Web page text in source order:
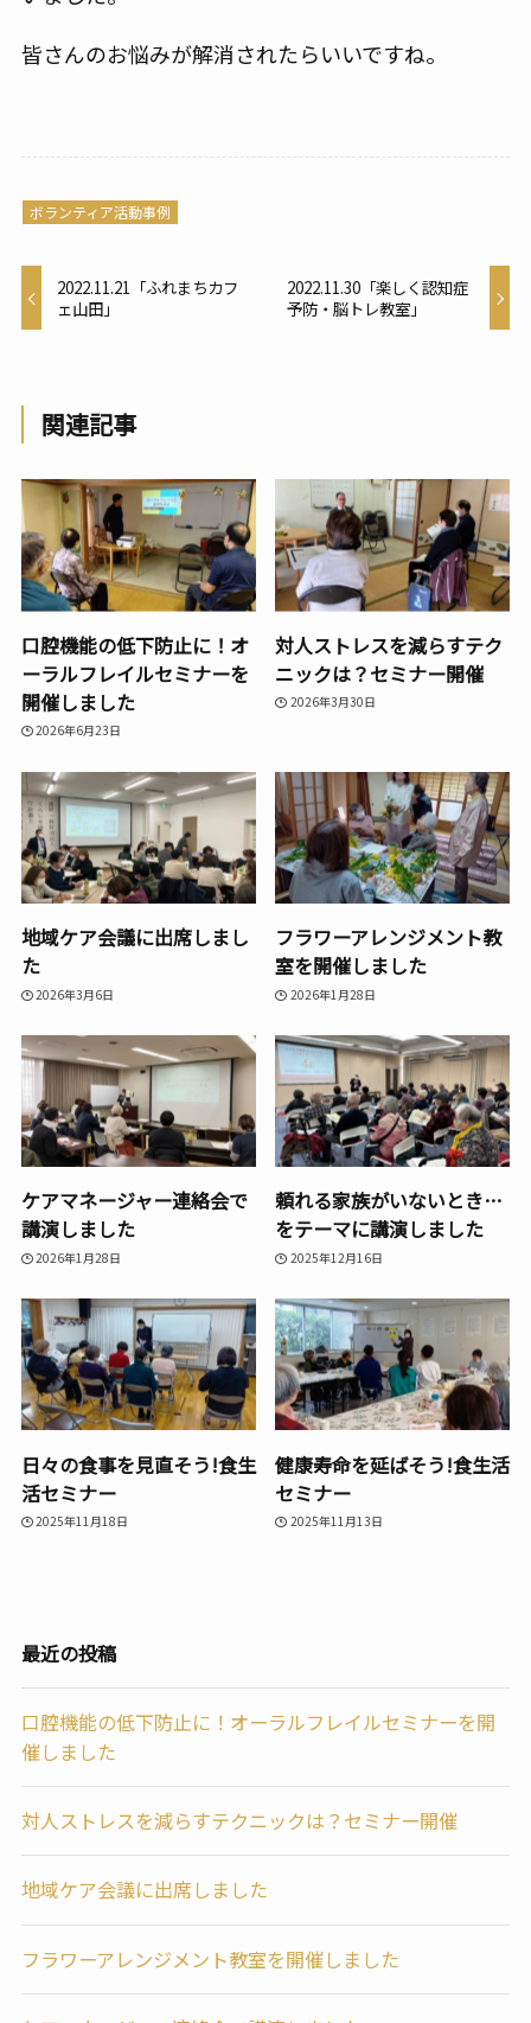
皆さんのお悩みが解消されたらいいですね。
ボランティア活動事例
2022.11.21「ふれまちカフ
ェ山田」
2022.11.30「楽しく認知症
予防・脳トレ教室」
関連記事
口腔機能の低下防止に！オ
ーラルフレイルセミナーを
開催しました
2026年6月23日
対人ストレスを減らすテク
ニックは？セミナー開催
2026年3月30日
地域ケア会議に出席しまし
た
2026年3月6日
フラワーアレンジメント教
室を開催しました
2026年1月28日
ケアマネージャー連絡会で
講演しました
2026年1月28日
頼れる家族がいないとき…
をテーマに講演しました
2025年12月16日
日々の食事を見直そう!食生
活セミナー
2025年11月18日
健康寿命を延ばそう!食生活
セミナー
2025年11月13日
最近の投稿
口腔機能の低下防止に！オーラルフレイルセミナーを開
催しました
対人ストレスを減らすテクニックは？セミナー開催
地域ケア会議に出席しました
フラワーアレンジメント教室を開催しました